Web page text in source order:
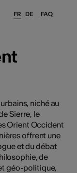
FAQ
FR DE
niché au
Sierre, le
Orient Occident
offrent une
et du débat
de
géo-politique,